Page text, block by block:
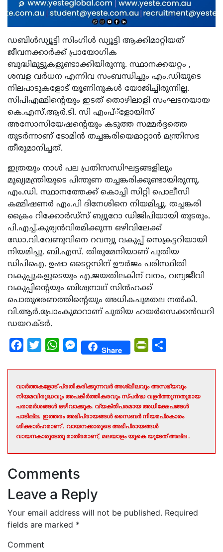
ഡബിള്‍ഡ്യൂട്ടി സിംഗിൾ ഡ്യൂട്ടി ആക്കിമാറ്റിയത്
ജീവനക്കാര്‍ക്ക് പ്രായോഗിക
ബുദ്ധിമുട്ടുകളുണ്ടാക്കിയിരുന്നു. സ്ഥാനക്കയറ്റം ,
ശമ്പള വര്‍ധന എന്നിവ സംബന്ധിച്ചും എം.ഡിയുടെ
നിലപാടുകളോട് യൂണിനുകൾ യോജിച്ചിരുന്നില്ല.
സിപിഎമ്മിന്റെയും ഇടത് തൊഴിലാളി സംഘടനയായ
കെ.എസ്.ആര്‍.ടി. സി എംപ്്ളോയിസ്
അസോസിയേഷന്റെയും കടുത്ത സമ്മര്‍ദ്ദത്തെ
തുടര്‍ന്നാണ് ടോമിൻ തച്ചങ്കരിയെമാറ്റാന്‍ മന്ത്രിസഭ
തീരുമാനിച്ചത്.
ഇത്രയും നാൾ പല പ്രതിസന്ധിഘട്ടങ്ങളിലും
മുഖ്യമന്ത്രിയുടെ പിന്തുണ തച്ചങ്കരിക്കുണ്ടായിരുന്നു.
എം.ഡി. സ്ഥാനത്തേക്ക് കൊച്ചി സിറ്റി പൊലീസി
കമ്മിഷണര്‍ എം.പി ദിനേശിനെ നിയമിച്ചു. തച്ചങ്കരി
ക്രൈം റിക്കോര്‍ഡ്സ് ബ്യൂറോ ഡിജിപിയായി തുടരും.
പി.എച്ച്.കുര്യന്‍വിരമിക്കുന്ന ഒഴിവിലേക്ക്
ഡോ.വി.വേണുവിനെ റവന്യൂ വകുപ്പ് സെക്രട്ടറിയായി
നിയമിച്ചു. ബി.എസ്. തിരുമേനിയാണ് പുതിയ
ഡിപിഐ. ഉഷാ ടൈറ്റസിന് ഊര്‍ജം പരിസ്ഥിതി
വകുപ്പുകളുടെയും എ.ജയതിലകിന് വനം, വന്യജീവി
വകുപ്പിന്റെയും ബിശ്വനാഥ് സിന്‍ഹക്ക്
പൊതുഭരണത്തിന്റെയും അധികചുമതല നല്‍കി.
വി.ആര്‍.പ്രോംകുമാറാണ് പുതിയ ഹയര്‍സെക്കന്‍ഡറി
ഡയറക്ടര്‍.
Facebook
Twitter WhatsAppMessengerShare PrintFriendly
വാർത്തകളോട് പ്രതികരിക്കുന്നവർ അശ്ലീലവും അസഭ്യവും
നിയമവിരുദ്ധവും അപകീർത്തികരവും സ്പർദ്ധ വളർത്തുന്നതുമായ
പരാമർശങ്ങൾ ഒഴിവാക്കുക. വ്യക്തിപരമായ അധിക്ഷേപങ്ങൾ
പാടില്ല. ഇത്തരം അഭിപ്രായങ്ങൾ സൈബർ നിയമപ്രകാരം
ശിക്ഷാർഹമാണ് . വായനക്കാരുടെ അഭിപ്രായങ്ങൾ
വായനകാരുടേതു മാത്രമാണ്, മലയാളം യുകെ യുടേത് അല്ല .
Comments
Leave a Reply
Your email address will not be published. Required
fields are marked *
Comment